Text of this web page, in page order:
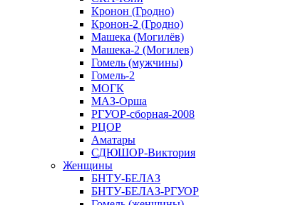
Кронон (Гродно)
Кронон-2 (Гродно)
Машека (Могилёв)
Машека-2 (Могилев)
Гомель (мужчины)
Гомель-2
МОГК
МАЗ-Орша
РГУОР-сборная-2008
РЦОР
Аматары
СДЮШОР-Виктория
Женщины
БНТУ-БЕЛАЗ
БНТУ-БЕЛАЗ-РГУОР